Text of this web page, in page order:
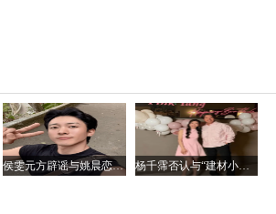
侯雯元方辟谣与姚晨恋情传闻：拒绝编造，抵制谣言 杨千霈否认与“建材小开”恋情：只是普通朋友